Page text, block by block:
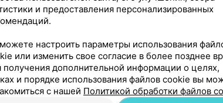
и предоставления персонализированных
настроить параметры использования
или изменить свое согласие в более позднее
получения дополнительной информации о целях,
и порядке использования файлов cookie вы
с нашей Политикой обработки файлов